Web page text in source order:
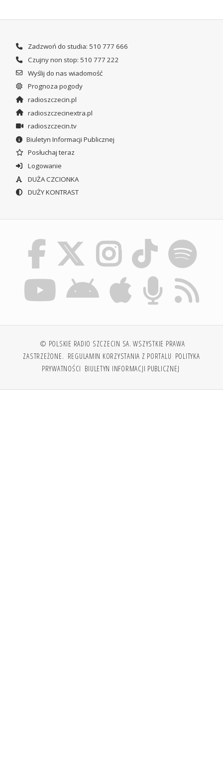
Zadzwoń do studia: 510 777 666
Czujny non stop: 510 777 222
Wyślij do nas wiadomość
Prognoza pogody
radioszczecin.pl
radioszczecinextra.pl
radioszczecin.tv
Biuletyn Informacji Publicznej
Posłuchaj teraz
Logowanie
DUŻA CZCIONKA
DUŻY KONTRAST
© POLSKIE RADIO SZCZECIN SA. WSZYSTKIE PRAWA
ZASTRZEŻONE. REGULAMIN KORZYSTANIA Z PORTALU POLITYKA
PRYWATNOŚCI BIULETYN INFORMACJI PUBLICZNEJ